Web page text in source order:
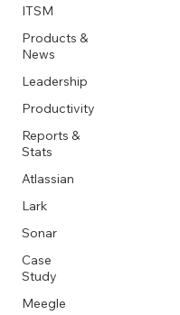
ITSM
Products &
News
Leadership
Productivity
Reports &
Stats
Atlassian
Lark
Sonar
Case
Study
Meegle